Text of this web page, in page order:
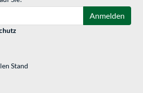
Anmelden
Stand